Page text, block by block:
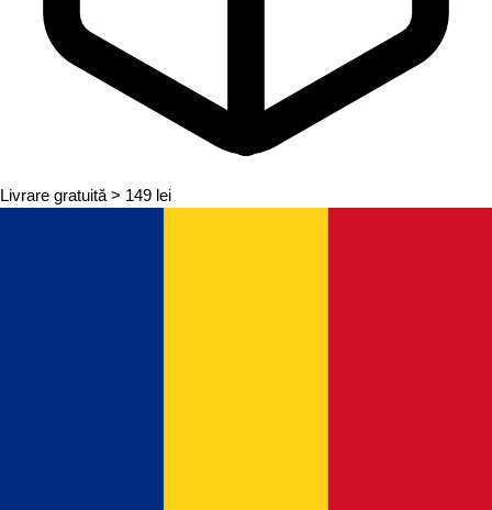
Livrare gratuită > 149 lei